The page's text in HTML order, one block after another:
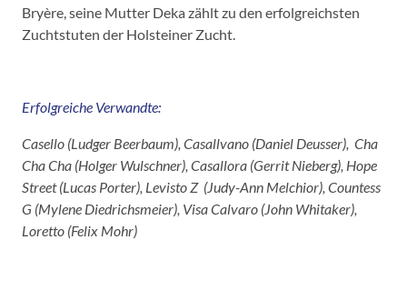
Bryère, seine Mutter Deka zählt zu den erfolgreichsten
Zuchtstuten der Holsteiner Zucht.
Erfolgreiche Verwandte:
Casello (Ludger Beerbaum), Casallvano (Daniel Deusser), Cha
Cha Cha (Holger Wulschner), Casallora (Gerrit Nieberg), Hope
Street (Lucas Porter), Levisto Z (Judy-Ann Melchior), Countess
G (Mylene Diedrichsmeier), Visa Calvaro (John Whitaker),
Loretto (Felix Mohr)